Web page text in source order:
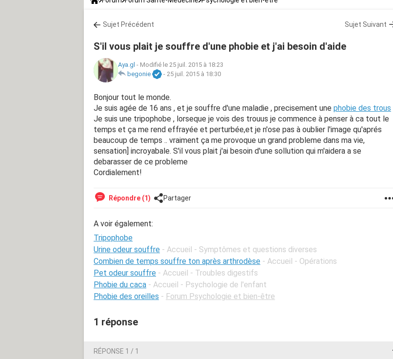
Sujet Précédent Sujet Suivant
S'il vous plait je souffre d'une phobie et j'ai besoin d'aide
Aya.gl - Modifié le 25 juil. 2015 à 18:23
begonie
- 25 juil. 2015 à 18:30
Bonjour tout le monde.
Je suis agée de 16 ans , et je souffre d'une maladie , precisement une phobie des trous
Je suis une tripophobe , lorseque je vois des trouus je commence à penser à ca tout le
temps et ça me rend effrayée et perturbée,et je n'ose pas à oublier l'image qu'aprés
beaucoup de temps .. vraiment ça me provoque un grand probleme dans ma vie,
sensation] incroyabale. S'il vous plait j'ai besoin d'une sollution qui m'aidera a se
debarasser de ce probleme
Cordialement!
Répondre (1) Partager
A voir également:
Tripophobe
Urine odeur souffre - Accueil - Symptômes et questions diverses
Combien de temps souffre ton après arthrodèse - Accueil - Opérations
Pet odeur souffre - Accueil - Troubles digestifs
Phobie du caca - Accueil - Psychologie de l'enfant
Phobie des oreilles - Forum Psychologie et bien-être
1 réponse
RÉPONSE 1 / 1